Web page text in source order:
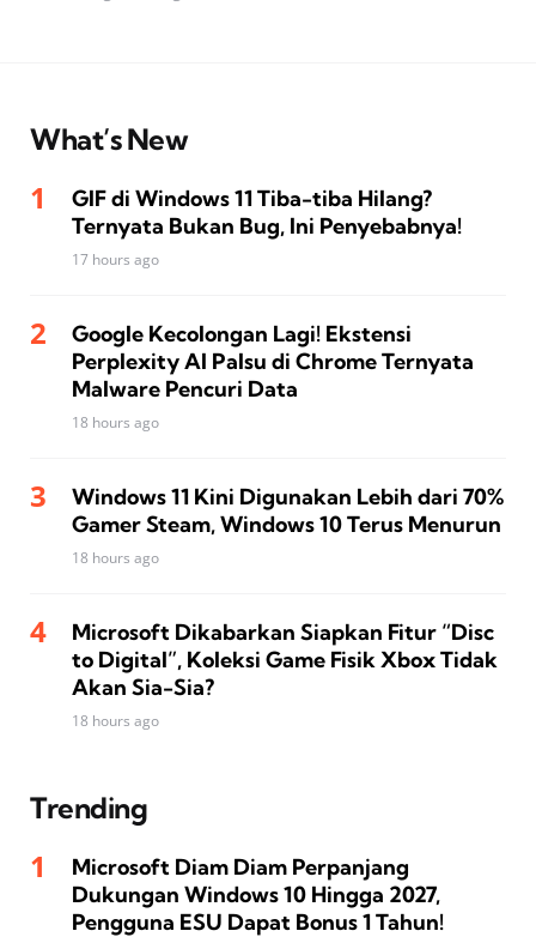
What’s New
GIF di Windows 11 Tiba-tiba Hilang?
Ternyata Bukan Bug, Ini Penyebabnya!
17 hours ago
Google Kecolongan Lagi! Ekstensi
Perplexity AI Palsu di Chrome Ternyata
Malware Pencuri Data
18 hours ago
Windows 11 Kini Digunakan Lebih dari 70%
Gamer Steam, Windows 10 Terus Menurun
18 hours ago
Microsoft Dikabarkan Siapkan Fitur “Disc
to Digital”, Koleksi Game Fisik Xbox Tidak
Akan Sia-Sia?
18 hours ago
Trending
Microsoft Diam Diam Perpanjang
Dukungan Windows 10 Hingga 2027,
Pengguna ESU Dapat Bonus 1 Tahun!